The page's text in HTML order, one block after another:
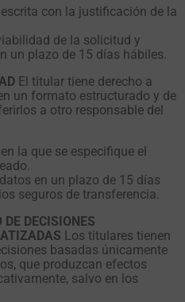
con la justificación de la
de la solicitud y
un plazo de 15 días hábiles.
El titular tiene derecho a
un formato estructurado y de
a otro responsable del
la que se especifique el
en un plazo de 15 días
seguros de transferencia.
DE DECISIONES
Los titulares tienen
basadas únicamente
que produzcan efectos
salvo en los